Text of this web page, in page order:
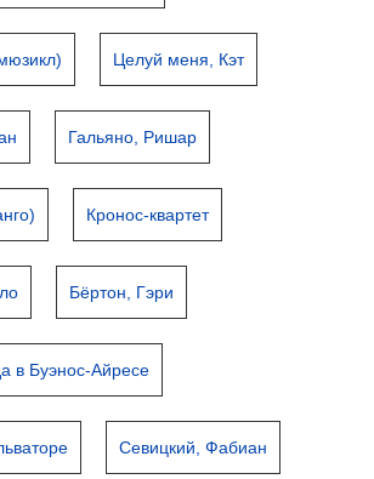
Целуй меня, Кэт
Гальяно, Ришар
Кронос-квартет
Бёртон, Гэри
в Буэнос-Айресе
Севицкий, Фабиан